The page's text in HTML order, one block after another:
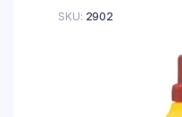
SKU: 2902